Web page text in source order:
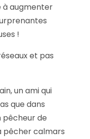
à augmenter
!
et pas
un ami qui
que dans
pêcheur de
pêcher calmars